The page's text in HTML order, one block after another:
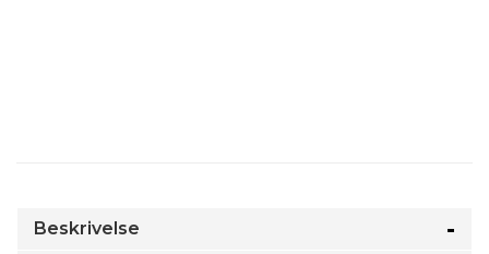
Beskrivelse